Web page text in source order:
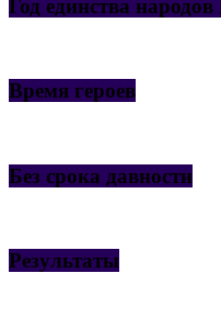
Год единства народов
Время героев
Без срока давности
Результаты